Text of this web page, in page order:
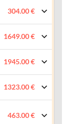
304.00 €
1649.00 €
1945.00 €
1323.00 €
463.00 €